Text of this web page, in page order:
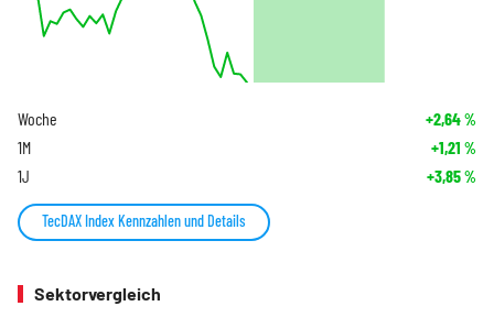
Woche +2,64%
1M +1,21 %
1J +3,85%
TecDAX Index Kennzahlen und Details
Sektorvergleich